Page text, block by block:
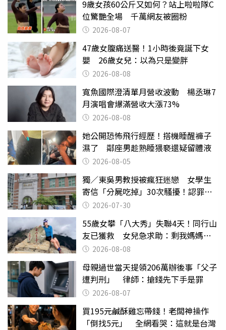
9歲女孩60公斤又如何？站上啦啦隊C
位驚艷全場 千萬網友被圈粉
2026-08-07
47歲女腹痛送醫！1小時後竟誕下女
嬰 26歲女兒：以為只是變胖
2026-08-08
寬魚國際澄清單月營收波動 楊丞琳7
月演唱會爆滿營收大漲73%
2026-08-08
她公開恐怖飛行經歷！搭機睡醒褲子
濕了 鄰座男趁熟睡猥褻還疑留體液
2026-08-05
獨／東吳男教授被瘋狂迷戀 女學生
寄信「分屍吃掉」30次騷擾！認罪免
關 2026-07-30
55歲女攀「八大秀」失聯4天！同行山
友已獲救 女兒急求助：剩我媽媽還
沒找到
2026-08-08
母親過世當天提領206萬辦後事「父子
遭判刑」 律師：搶錢先下手是罪
2026-08-07
買195元鹹酥雞忘帶錢！老闆神操作
「倒找5元」 全網看哭：這就是台灣